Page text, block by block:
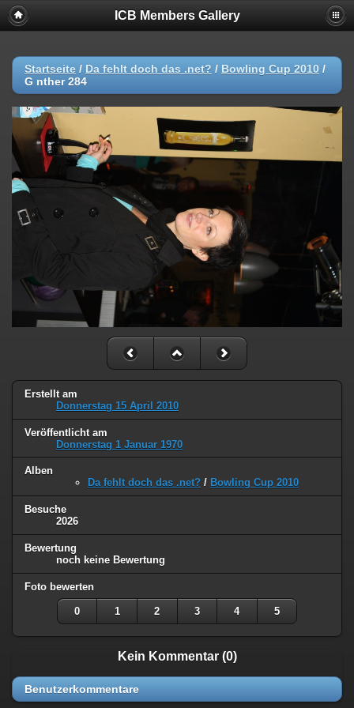
ICB Members Gallery
Startseite / Da fehlt doch das .net? / Bowling Cup 2010 /
G nther 284
Erstellt am
Donnerstag 15 April 2010
Veröffentlicht am
Donnerstag 1 Januar 1970
Alben
Da fehlt doch das .net? / Bowling Cup 2010
Besuche
2026
Bewertung
noch keine Bewertung
Foto bewerten
0 1 2 3 4 5
Kein Kommentar (0)
Benutzerkommentare